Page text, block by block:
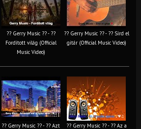
?? Gerry Music ?? - ??
Fordított világ (Official
Music Video)
?? Gerry Music ?? - ?? Sírd el
gitár (Official Music Video)
?? Gerry Music ?? - ?? Azt ?? Gerry Music ?? - ?? Az a